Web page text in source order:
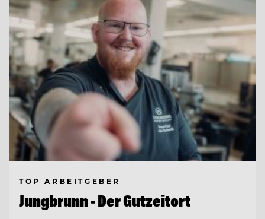
TOP ARBEITGEBER
Jungbrunn - Der Gutzeitort